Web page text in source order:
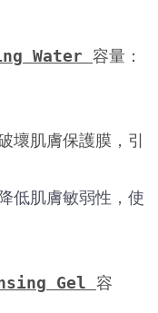
Water 容量：
壞肌膚保護膜，引
低肌膚敏弱性，使
Gel 容